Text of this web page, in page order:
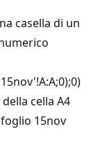
casella di un
cella A4
15nov